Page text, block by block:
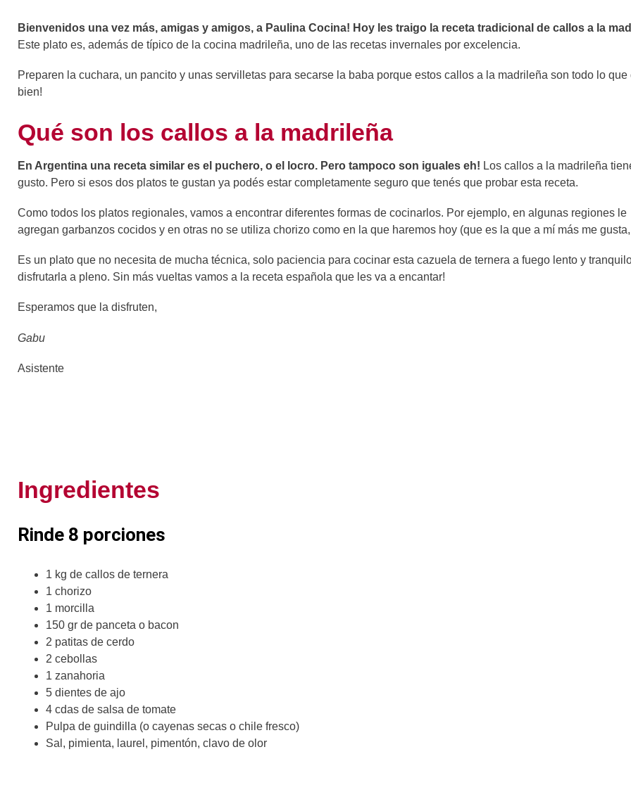
Bienvenidos una vez más, amigas y amigos, a Paulina Cocina! Hoy les traigo la receta tradicional de callos a la
Este plato es, además de típico de la cocina madrileña, uno de las recetas invernales por excelencia.
Preparen la cuchara, un pancito y unas servilletas para secarse la baba porque estos callos a la madrileña son todo lo que
bien!
Qué son los callos a la madrileña
En Argentina una receta similar es el puchero, o el locro. Pero tampoco son iguales eh! Los callos a la madrileña
gusto. Pero si esos dos platos te gustan ya podés estar completamente seguro que tenés que probar esta receta.
Como todos los platos regionales, vamos a encontrar diferentes formas de cocinarlos. Por ejemplo, en algunas regiones le
agregan garbanzos cocidos y en otras no se utiliza chorizo como en la que haremos hoy (que es la que a mí más me
Es un plato que no necesita de mucha técnica, solo paciencia para cocinar esta cazuela de ternera a fuego lento y
disfrutarla a pleno. Sin más vueltas vamos a la receta española que les va a encantar!
Esperamos que la disfruten,
Gabu
Asistente
Ingredientes
Rinde 8 porciones
1 kg de callos de ternera
1 chorizo
1 morcilla
150 gr de panceta o bacon
2 patitas de cerdo
2 cebollas
1 zanahoria
5 dientes de ajo
4 cdas de salsa de tomate
Pulpa de guindilla (o cayenas secas o chile fresco)
Sal, pimienta, laurel, pimentón, clavo de olor